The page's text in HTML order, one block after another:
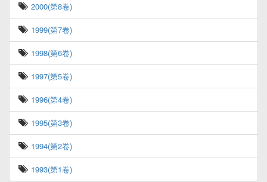
2000(第8卷)
1999(第7卷)
1998(第6卷)
1997(第5卷)
1996(第4卷)
1995(第3卷)
1994(第2卷)
1993(第1卷)